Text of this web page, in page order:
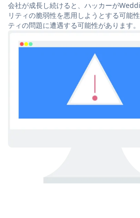
会社が成長し続けると、ハッカーが
リティの脆弱性を悪用しようとする可能
ティの問題に遭遇する可能性があります。